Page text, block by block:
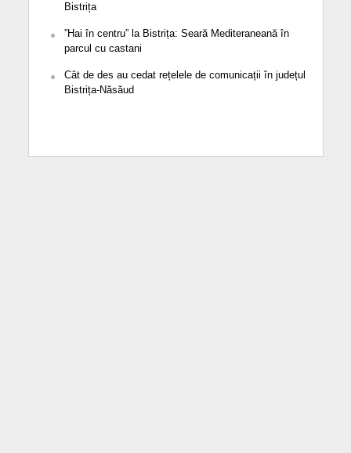
Bistrița
”Hai în centru” la Bistrița: Seară Mediteraneană în
parcul cu castani
Cât de des au cedat rețelele de comunicații în județul
Bistrița-Năsăud